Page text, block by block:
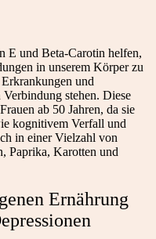
E und Beta-Carotin helfen,
in unserem Körper zu
und
stehen. Diese
ab 50 Jahren, da sie
kognitivem Verfall und
in einer Vielzahl von
Paprika, Karotten und
Ernährung